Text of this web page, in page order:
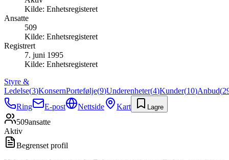
Kilde: Enhetsregisteret
Ansatte
509
Kilde: Enhetsregisteret
Registrert
7. juni 1995
Kilde: Enhetsregisteret
Styre &
Ledelse(3)KonsernPortefølje(9)Underenheter(4)Kunder(10)Anbud(
Ring
E-post Nettside Kart Lagre
509ansatte
Aktiv
Begrenset profil